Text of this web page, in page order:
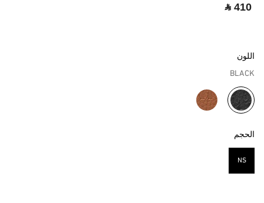
‎ ⃁ 410 ‎
اللون
BLACK
مختار
الحجم
NS